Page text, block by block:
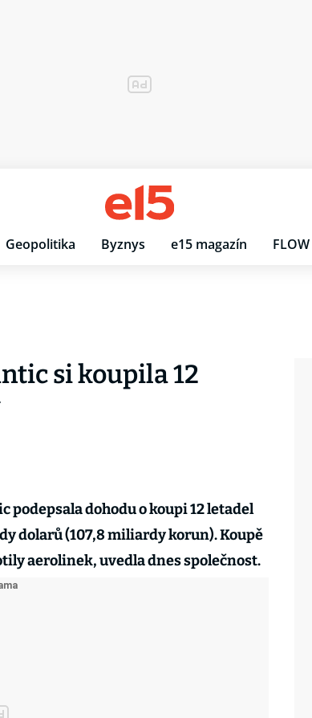
Geopolitika Byznys e15 magazín FLOW
si koupila 12
dohodu o koupi 12 letadel
dolarů (107,8 miliardy korun). Koupě
aerolinek, uvedla dnes společnost.